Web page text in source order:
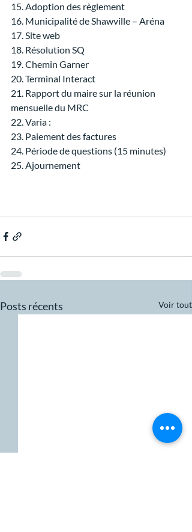
15. Adoption des règlement
16. Municipalité de Shawville – Aréna
17. Site web
18. Résolution SQ
19. Chemin Garner
20. Terminal Interact
21. Rapport du maire sur la réunion
mensuelle du MRC
22. Varia :
23. Paiement des factures
24. Période de questions (15 minutes)
25. Ajournement
Posts récents Voir tout